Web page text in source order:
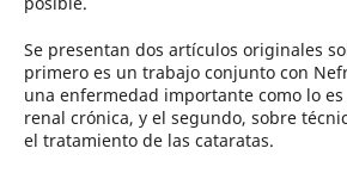
Se presentan dos artículos originales
primero es un trabajo conjunto con
una enfermedad importante como lo
renal crónica, y el segundo, sobre
el tratamiento de las cataratas.